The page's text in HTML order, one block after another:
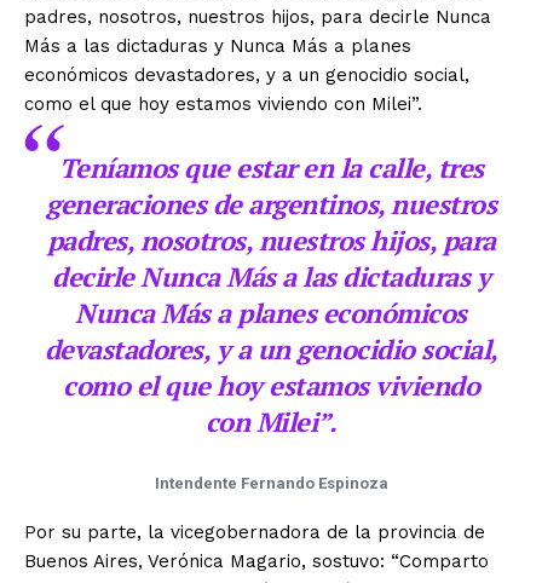
padres, nosotros, nuestros hijos, para decirle Nunca
Más a las dictaduras y Nunca Más a planes
económicos devastadores, y a un genocidio social,
como el que hoy estamos viviendo con Milei”.
Teníamos que estar en la calle, tres
generaciones de argentinos, nuestros
padres, nosotros, nuestros hijos, para
decirle Nunca Más a las dictaduras y
Nunca Más a planes económicos
devastadores, y a un genocidio social,
como el que hoy estamos viviendo
con Milei”.
Intendente Fernando Espinoza
Por su parte, la vicegobernadora de la provincia de
Buenos Aires, Verónica Magario, sostuvo: “Comparto